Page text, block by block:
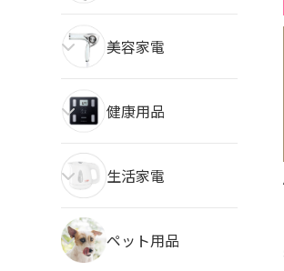
美容家電
健康用品
生活家電
ペット用品